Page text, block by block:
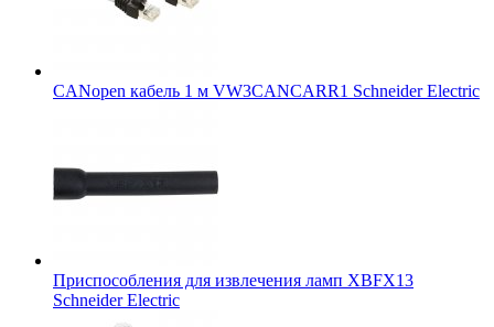
CANopen кабель 1 м VW3CANCARR1 Schneider Electric
Приспособления для извлечения ламп XBFX13
Schneider Electric